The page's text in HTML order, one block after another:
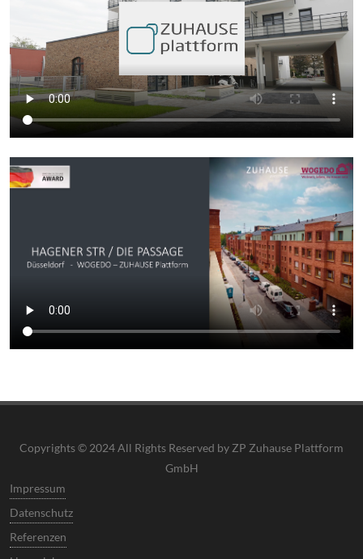
Copyrights © 2024 All Rights Reserved by ZP Zuhause Plattform
GmbH
Impressum
Datenschutz
Referenzen